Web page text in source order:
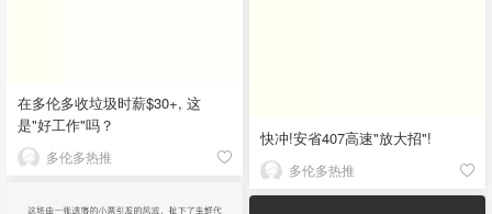
在多伦多收垃圾时薪$30+, 这
是"好工作"吗？
多伦多热推
快冲!安省407高速"放大招"!
多伦多热推